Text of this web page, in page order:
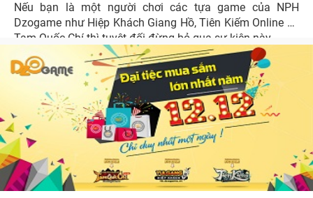
Nếu bạn là một người chơi các tựa game của NPH
Dzogame như Hiệp Khách Giang Hồ, Tiên Kiếm Online và
Tam Quốc Chí thì tuyệt đối đừng bỏ qua sự kiện này.